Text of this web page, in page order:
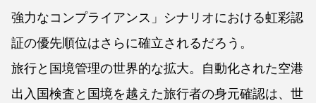
強力なコンプライアンス」シナリオにおける虹彩認
証の優先順位はさらに確立されるだろう。
旅行と国境管理の世界的な拡大。自動化された空港
出入国検査と国境を越えた旅行者の身元確認は、世